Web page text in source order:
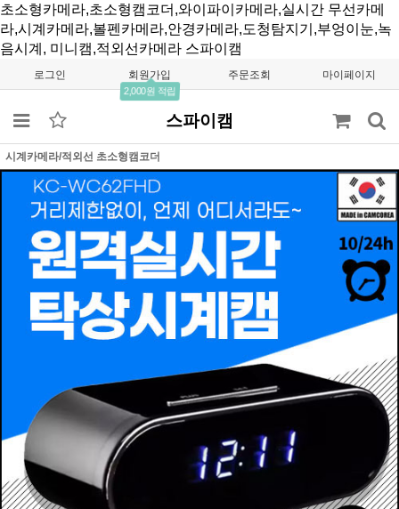
초소형카메라,초소형캠코더,와이파이카메라,실시간 무선카메
라,시계카메라,볼펜카메라,안경카메라,도청탐지기,부엉이눈,녹
음시계, 미니캠,적외선카메라 스파이캠
로그인 회원가입
2,000원 적립
주문조회 마이페이지
스파이캠
시계카메라/적외선 초소형캠코더